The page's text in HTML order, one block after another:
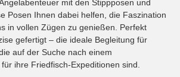
mit den Stippposen und
Posen Ihnen dabei helfen, die Faszination
in vollen Zügen zu genießen. Perfekt
gefertigt – die ideale Begleitung für
auf der Suche nach einem
ihre Friedfisch-Expeditionen sind.